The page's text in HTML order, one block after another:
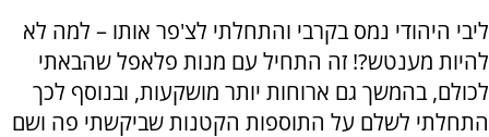
ליבי היהודי נמס בקרבי והתחלתי לצ'פר אותו – למה לא
להיות מענטש?! זה התחיל עם מנות פלאפל שהבאתי
לכולם, בהמשך גם ארוחות יותר מושקעות, ובנוסף לכך
התחלתי לשלם על התוספות הקטנות שביקשתי פה ושם